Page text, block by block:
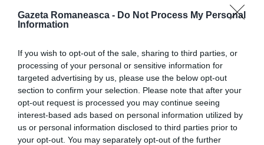
Gazeta Romaneasca - Do Not Process My Personal
Information
If you wish to opt-out of the sale, sharing to third parties, or
processing of your personal or sensitive information for
targeted advertising by us, please use the below opt-out
section to confirm your selection. Please note that after your
opt-out request is processed you may continue seeing
interest-based ads based on personal information utilized by
us or personal information disclosed to third parties prior to
your opt-out. You may separately opt-out of the further
CITEȘTE ȘI:
Italia: român dat în urmărire de patru ani pentru
tentativă de viol, arestat la Tortona